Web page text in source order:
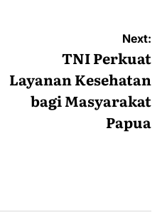
Next:
TNI Perkuat
Layanan Kesehatan
bagi Masyarakat
Papua